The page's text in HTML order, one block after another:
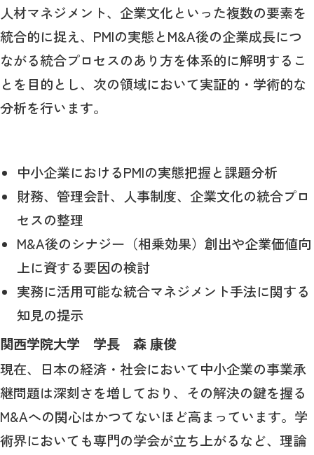
人材マネジメント、企業文化といった複数の要素を
統合的に捉え、 PMIの実態とM&A後の企業成長につ
ながる統合プロセスのあり方を体系的に解明するこ
とを目的とし、次の領域において実証的・学術的な
分析を行います。
中小企業におけるPMIの実態把握と課題分析
財務、管理会計、人事制度、企業文化の統合プロ
セスの整理
M&A後のシナジー（相乗効果）創出や企業価値向
上に資する要因の検討
実務に活用可能な統合マネジメント手法に関する
知見の提示
関西学院大学 学長 森 康俊
現在、日本の経済・社会において中小企業の事業承
継問題は深刻さを増しており、その解決の鍵を握る
M&Aへの関心はかつてないほど高まっています。学
術界においても専門の学会が立ち上がるなど、理論